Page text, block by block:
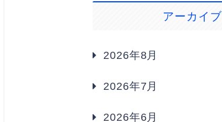
アーカイブ
2026年8月
2026年7月
2026年6月